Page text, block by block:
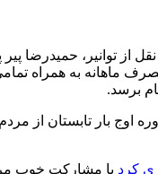
نقل از توانیر، حمیدرضا
ماهانه به همراه
برسد.
اوج بار تابستان از
کرد